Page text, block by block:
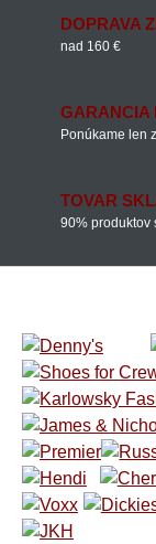
DOPRAVA
nad 160 €
GARANCIA
Ponúkame len
TOVAR
90% produktov